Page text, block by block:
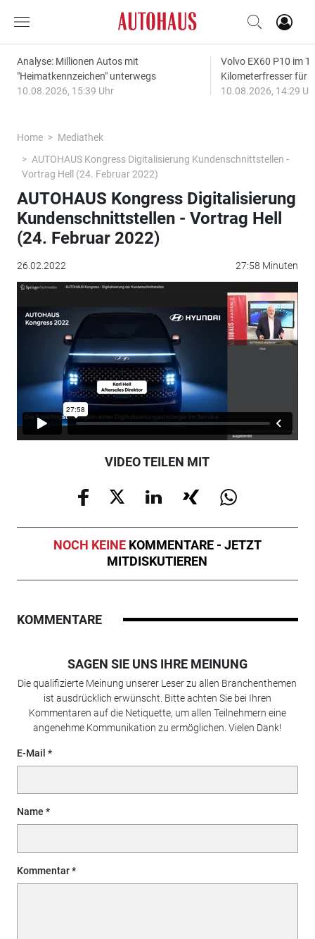
Analyse: Millionen Autos mit
"Heimatkennzeichen" unterwegs
10.08.2026, 15:39 Uhr
Volvo EX60 P10 im
Kilometerfresser für
10.08.2026, 14:29
Home
Mediathek
AUTOHAUS Kongress Digitalisierung Kundenschnittstellen -
Vortrag Hell (24. Februar 2022)
26.02.2022 27:58 Minuten
AUTOHAUS Kongress Digitalisierung
Kundenschnittstellen - Vortrag Hell
(24. Februar 2022)
VIDEO TEILEN MIT
NOCH KEINE KOMMENTARE - JETZT
MITDISKUTIEREN
KOMMENTARE
SAGEN SIE UNS IHRE MEINUNG
Die qualifizierte Meinung unserer Leser zu allen Branchenthemen
ist ausdrücklich erwünscht. Bitte achten Sie bei Ihren
Kommentaren auf die Netiquette, um allen Teilnehmern eine
angenehme Kommunikation zu ermöglichen. Vielen Dank!
E-Mail
Name
Kommentar